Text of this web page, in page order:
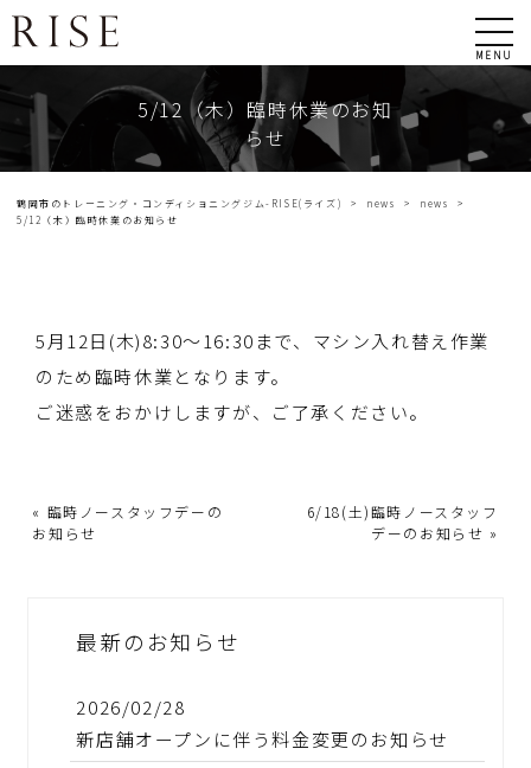
MENU
5/12（木）臨時休業のお知
らせ
鶴岡市のトレーニング・コンディショニングジム-RISE(ライズ) > news > news
>
5/12（木）臨時休業のお知らせ
5月12日(木)8:30〜16:30まで、マシン入れ替え作業
のため臨時休業となります。
ご迷惑をおかけしますが、ご了承ください。
« 臨時ノースタッフデーの
お知らせ
6/18(土)臨時ノースタッフ
デーのお知らせ »
最新のお知らせ
2026/02/28
新店舗オープンに伴う料金変更のお知らせ